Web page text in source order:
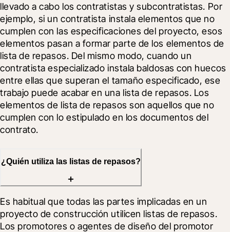
llevado a cabo los contratistas y subcontratistas. Por
ejemplo, si un contratista instala elementos que no
cumplen con las especificaciones del proyecto, esos
elementos pasan a formar parte de los elementos de
lista de repasos. Del mismo modo, cuando un
contratista especializado instala baldosas con huecos
entre ellas que superan el tamaño especificado, ese
trabajo puede acabar en una lista de repasos. Los
elementos de lista de repasos son aquellos que no
cumplen con lo estipulado en los documentos del
contrato.
¿Quién utiliza las listas de repasos?
Es habitual que todas las partes implicadas en un
proyecto de construcción utilicen listas de repasos.
Los promotores o agentes de diseño del promotor